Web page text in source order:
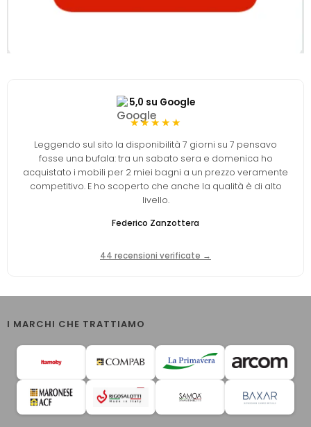
5,0 su Google
★★★★★
Leggendo sul sito la disponibilità 7 giorni su 7 pensavo
fosse una bufala: tra un sabato sera e domenica ho
acquistato i mobili per 2 miei bagni a un prezzo veramente
competitivo. E ho scoperto che anche la qualità è di alto
livello.
Federico Zanzottera
44 recensioni verificate →
I MARCHI CHE TRATTIAMO